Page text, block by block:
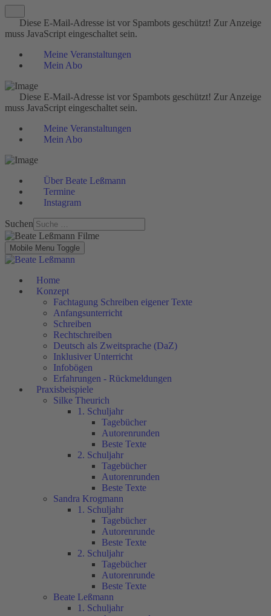
Diese E-Mail-Adresse ist vor Spambots geschützt! Zur Anzeige
muss JavaScript eingeschaltet sein.
Meine Veranstaltungen
Mein Abo
Diese E-Mail-Adresse ist vor Spambots geschützt! Zur Anzeige
muss JavaScript eingeschaltet sein.
Meine Veranstaltungen
Mein Abo
Über Beate Leßmann
Termine
Instagram
Suchen
Mobile Menu Toggle
Home
Konzept
Fachtagung Schreiben eigener Texte
Anfangsunterricht
Schreiben
Rechtschreiben
Deutsch als Zweitsprache (DaZ)
Inklusiver Unterricht
Infobögen
Erfahrungen - Rückmeldungen
Praxisbeispiele
Silke Theurich
1. Schuljahr
Tagebücher
Autorenrunden
Beste Texte
2. Schuljahr
Tagebücher
Autorenrunden
Beste Texte
Sandra Krogmann
1. Schuljahr
Tagebücher
Autorenrunde
Beste Texte
2. Schuljahr
Tagebücher
Autorenrunde
Beste Texte
Beate Leßmann
1. Schuljahr